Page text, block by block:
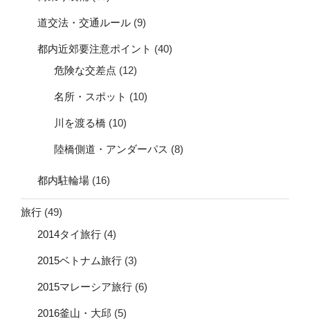
道交法・交通ルール (9)
都内近郊要注意ポイント (40)
危険な交差点 (12)
名所・スポット (10)
川を渡る橋 (10)
陸橋側道・アンダーパス (8)
都内駐輪場 (16)
旅行 (49)
2014タイ旅行 (4)
2015ベトナム旅行 (3)
2015マレーシア旅行 (6)
2016釜山・大邱 (5)